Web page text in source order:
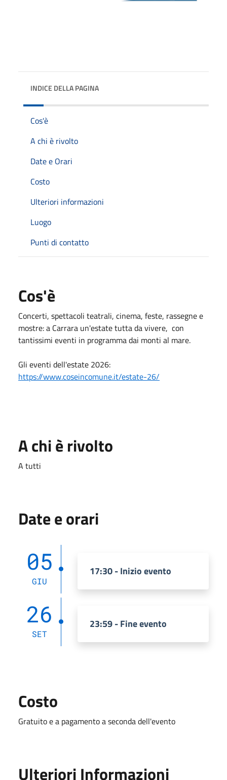
INDICE DELLA PAGINA
Cos'è
A chi è rivolto
Date e Orari
Costo
Ulteriori informazioni
Luogo
Punti di contatto
Cos'è
Concerti, spettacoli teatrali, cinema, feste, rassegne e
mostre: a Carrara un'estate tutta da vivere, con
tantissimi eventi in programma dai monti al mare.
Gli eventi dell'estate 2026:
https://www.coseincomune.it/estate-26/
A chi è rivolto
A tutti
Date e orari
05
GIU
17:30 - Inizio evento
26
SET
23:59 - Fine evento
Costo
Gratuito e a pagamento a seconda dell'evento
Ulteriori Informazioni